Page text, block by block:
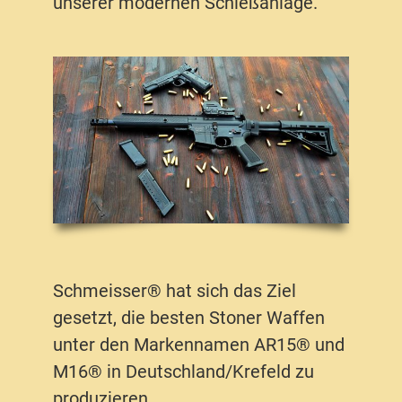
Schmeisser® hat sich das Ziel
gesetzt, die besten Stoner Waffen
unter den Markennamen AR15® und
M16® in Deutschland/Krefeld zu